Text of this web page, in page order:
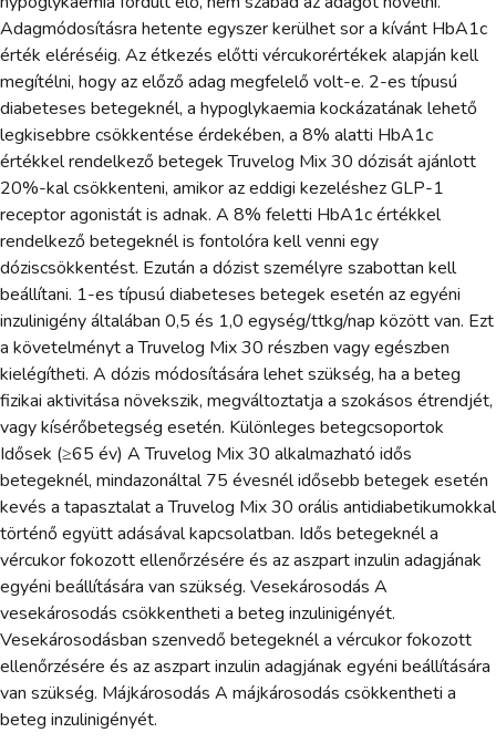
Adagmódosításra hetente egyszer kerülhet sor a kívánt HbA1c
érték eléréséig. Az étkezés előtti vércukorértékek alapján kell
megítélni, hogy az előző adag megfelelő volt-e. 2-es típusú
diabeteses betegeknél, a hypoglykaemia kockázatának lehető
legkisebbre csökkentése érdekében, a 8% alatti HbA1c
értékkel rendelkező betegek Truvelog Mix 30 dózisát ajánlott
20%-kal csökkenteni, amikor az eddigi kezeléshez GLP-1
receptor agonistát is adnak. A 8% feletti HbA1c értékkel
rendelkező betegeknél is fontolóra kell venni egy
dóziscsökkentést. Ezután a dózist személyre szabottan kell
beállítani. 1-es típusú diabeteses betegek esetén az egyéni
inzulinigény általában 0,5 és 1,0 egység/ttkg/nap között van. Ezt
a követelményt a Truvelog Mix 30 részben vagy egészben
kielégítheti. A dózis módosítására lehet szükség, ha a beteg
fizikai aktivitása növekszik, megváltoztatja a szokásos étrendjét,
vagy kísérőbetegség esetén. Különleges betegcsoportok
Idősek (≥65 év) A Truvelog Mix 30 alkalmazható idős
betegeknél, mindazonáltal 75 évesnél idősebb betegek esetén
kevés a tapasztalat a Truvelog Mix 30 orális antidiabetikumokkal
történő együtt adásával kapcsolatban. Idős betegeknél a
vércukor fokozott ellenőrzésére és az aszpart inzulin adagjának
egyéni beállítására van szükség. Vesekárosodás A
vesekárosodás csökkentheti a beteg inzulinigényét.
Vesekárosodásban szenvedő betegeknél a vércukor fokozott
ellenőrzésére és az aszpart inzulin adagjának egyéni beállítására
van szükség. Májkárosodás A májkárosodás csökkentheti a
beteg inzulinigényét.